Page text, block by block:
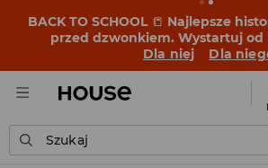
BACK TO SCHOOL 📒 Najlepsze
przed dzwonkiem. Wystartuj
Dla niej
Dla
Szukaj